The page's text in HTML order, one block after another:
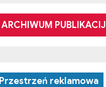
ARCHIWUM PUBLIKACIJ
Przestrzeń reklamowa